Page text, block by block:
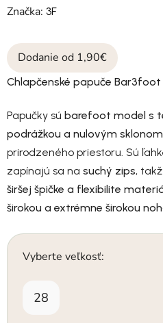
Značka: 3F
Dodanie od 1,90€
Chlapčenské papuče Bar3foot
Papučky súbarefoot model s
podrážkou a nulovým sklonom
prirodzeného priestoru. Sú
zapínajú sa nasuchý zips,
širšej špičke a flexibilite
širokou a extrémne širokou
Vyberte veľkosť:
28